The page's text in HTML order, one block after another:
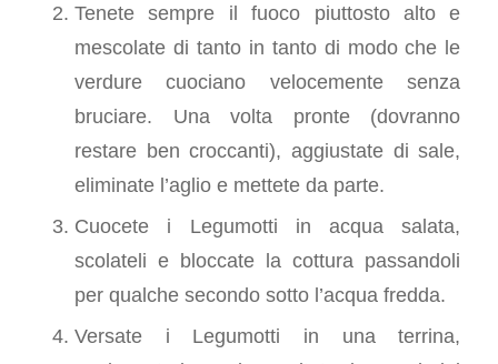
Tenete sempre il fuoco piuttosto alto e
mescolate di tanto in tanto di modo che le
verdure cuociano velocemente senza
bruciare. Una volta pronte (dovranno
restare ben croccanti), aggiustate di sale,
eliminate l’aglio e mettete da parte.
Cuocete i Legumotti in acqua salata,
scolateli e bloccate la cottura passandoli
per qualche secondo sotto l’acqua fredda.
Versate i Legumotti in una terrina,